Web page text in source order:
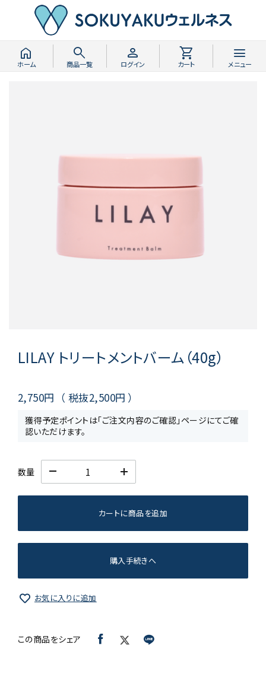
home
ホーム
search
商品一覧
person
ログイン
shopping_cart
カート
menu
メニュー
LILAY トリートメントバーム（40g）
2,750円 （ 税抜2,500円 ）
獲得予定ポイントは「ご注文内容のご確認」ページにてご確
認いただけます。
数量
カートに商品を追加
購入手続きへ
お気に入りに追加
この商品をシェア